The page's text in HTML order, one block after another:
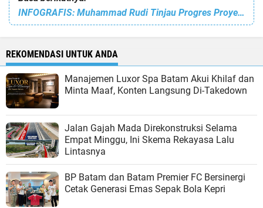
INFOGRAFIS: Muhammad Rudi Tinjau Progres Proyek Infrastruktur
REKOMENDASI UNTUK ANDA
Manajemen Luxor Spa Batam Akui Khilaf dan
Minta Maaf, Konten Langsung Di-Takedown
Jalan Gajah Mada Direkonstruksi Selama
Empat Minggu, Ini Skema Rekayasa Lalu
Lintasnya
BP Batam dan Batam Premier FC Bersinergi
Cetak Generasi Emas Sepak Bola Kepri